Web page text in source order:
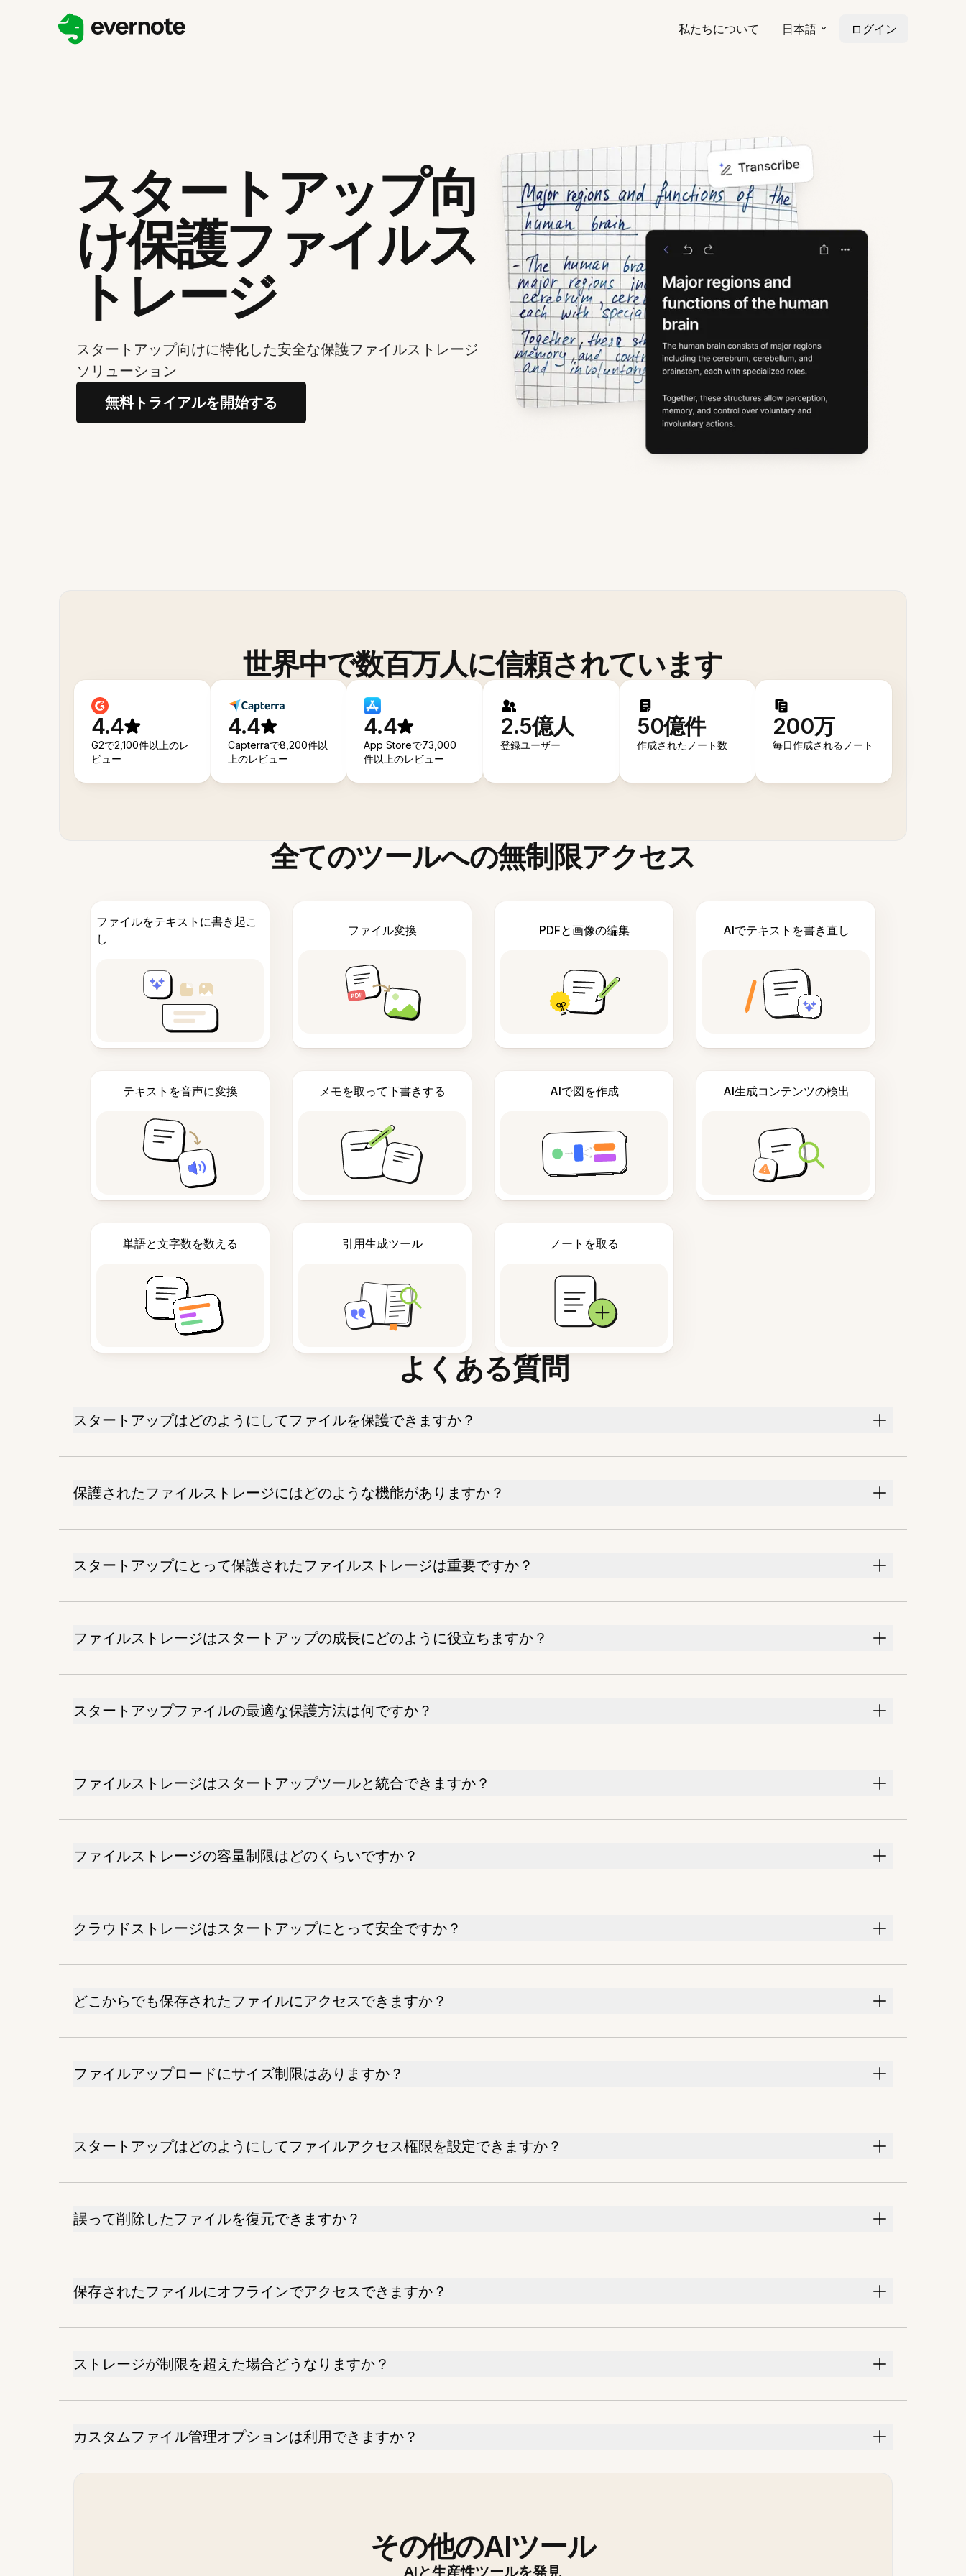
私たちについて 日本語 ログイン
スタートアップ向
け保護ファイルス
トレージ
スタートアップ向けに特化した安全な保護ファイルストレージ
ソリューション
無料トライアルを開始する
世界中で数百万人に信頼されています
4.4
G2で2,100件以上のレ
ビュー
4.4
Capterraで8,200件以
上のレビュー
4.4
App Storeで73,000
件以上のレビュー
2.5億人
登録ユーザー
50億件
作成されたノート数
200万
毎日作成されるノート
全てのツールへの無制限アクセス
ファイルをテキストに書き起こ
し
ファイル変換 PDFと画像の編集 AIでテキストを書き直し
テキストを音声に変換 メモを取って下書きする AIで図を作成 AI生成コンテンツの検出
単語と文字数を数える 引用生成ツール ノートを取る
よくある質問
スタートアップはどのようにしてファイルを保護できますか？
保護されたファイルストレージにはどのような機能がありますか？
スタートアップにとって保護されたファイルストレージは重要ですか？
ファイルストレージはスタートアップの成長にどのように役立ちますか？
スタートアップファイルの最適な保護方法は何ですか？
ファイルストレージはスタートアップツールと統合できますか？
ファイルストレージの容量制限はどのくらいですか？
クラウドストレージはスタートアップにとって安全ですか？
どこからでも保存されたファイルにアクセスできますか？
ファイルアップロードにサイズ制限はありますか？
スタートアップはどのようにしてファイルアクセス権限を設定できますか？
誤って削除したファイルを復元できますか？
保存されたファイルにオフラインでアクセスできますか？
ストレージが制限を超えた場合どうなりますか？
カスタムファイル管理オプションは利用できますか？
その他のAIツール
AIと生産性ツールを発見